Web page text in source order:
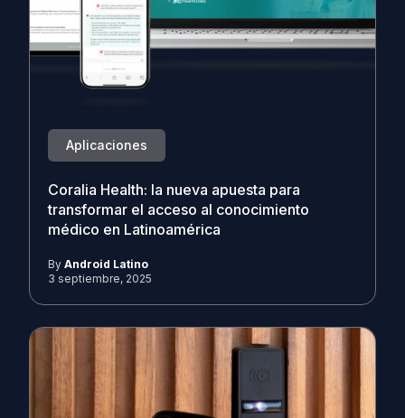
Aplicaciones
Coralia Health: la nueva apuesta para
transformar el acceso al conocimiento
médico en Latinoamérica
By Android Latino
3 septiembre, 2025